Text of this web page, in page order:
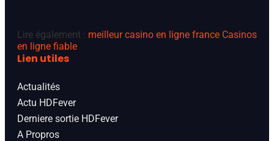
Lire également : meilleur casino en ligne france Casinos
en ligne fiable
Lien utiles
Actualités
Actu HDFever
Derniere sortie HDFever
A Propros